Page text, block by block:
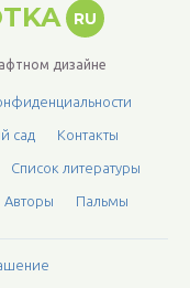
RU
дизайне
сад Контакты
Список литературы
Авторы Пальмы